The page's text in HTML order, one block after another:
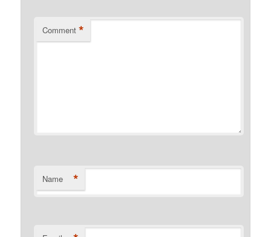
Comment *
Name *